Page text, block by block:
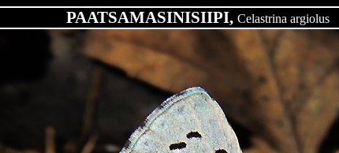
PAATSAMASINISIIPI, Celastrina argiolus